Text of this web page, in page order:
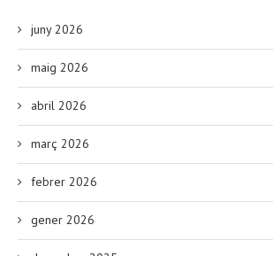
juny 2026
maig 2026
abril 2026
març 2026
febrer 2026
gener 2026